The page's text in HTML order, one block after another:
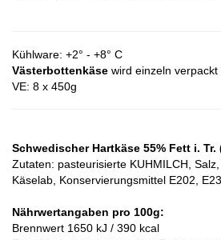
Kühlware: +2° - +8° C
Västerbottenkäse wird einzeln verpackt
VE: 8 x 450g
Schwedischer Hartkäse 55% Fett i. Tr.
Zutaten: pasteurisierte KUHMILCH, Salz,
Käselab, Konservierungsmittel E202,
Nährwertangaben pro 100g:
Brennwert 1650 kJ / 390 kcal